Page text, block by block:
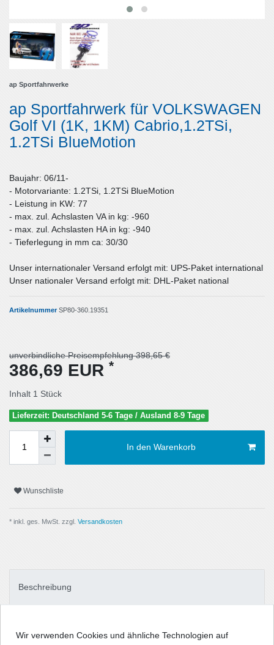
ap Sportfahrwerke
ap Sportfahrwerk für VOLKSWAGEN
Golf VI (1K, 1KM) Cabrio,1.2TSi,
1.2TSi BlueMotion
Baujahr: 06/11-
- Motorvariante: 1.2TSi, 1.2TSi BlueMotion
- Leistung in KW: 77
- max. zul. Achslasten VA in kg: -960
- max. zul. Achslasten HA in kg: -940
- Tieferlegung in mm ca: 30/30
Unser internationaler Versand erfolgt mit: UPS-Paket international
Unser nationaler Versand erfolgt mit: DHL-Paket national
ArtikelnummerSP80-360.19351
unverbindliche Preisempfehlung 398,65 €
386,69 EUR *
Inhalt 1 Stück
Lieferzeit: Deutschland 5-6 Tage / Ausland 8-9 Tage
In den Warenkorb
Wunschliste
* inkl. ges. MwSt. zzgl. Versandkosten
Beschreibung
Wir verwenden Cookies und ähnliche Technologien auf